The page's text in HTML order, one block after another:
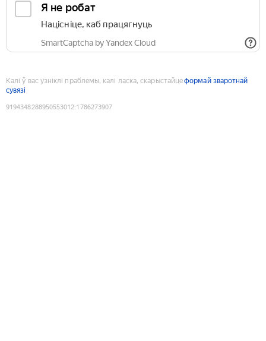
Я не робат
Націсніце, каб працягнуць
SmartCaptcha by Yandex Cloud
Калі ў вас узніклі праблемы, калі ласка, скарыстайцеформай зваротнай
сувязі
9194348288950553012:1786273907